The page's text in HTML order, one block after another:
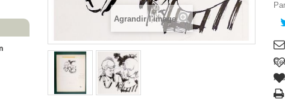
Agrandir l'image